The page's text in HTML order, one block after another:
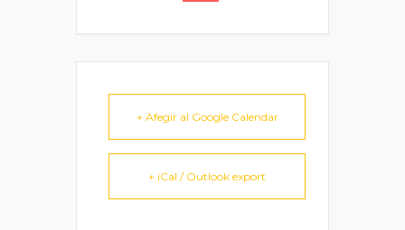
+ Afegir al Google Calendar
+ iCal / Outlook export